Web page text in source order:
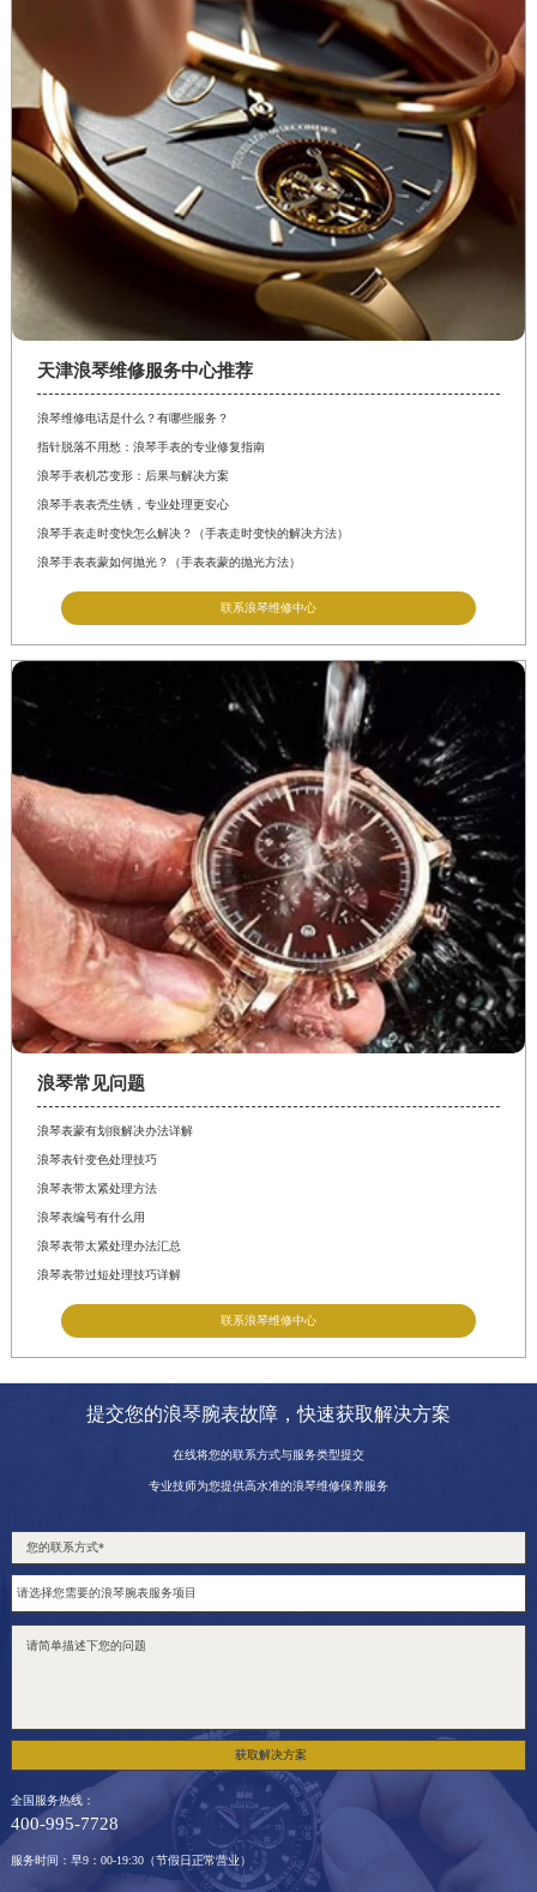
天津浪琴维修服务中心推荐
浪琴维修电话是什么？有哪些服务？
指针脱落不用愁：浪琴手表的专业修复指南
浪琴手表机芯变形：后果与解决方案
浪琴手表表壳生锈，专业处理更安心
浪琴手表走时变快怎么解决？（手表走时变快的解决方法）
浪琴手表表蒙如何抛光？（手表表蒙的抛光方法）
联系浪琴维修中心
浪琴常见问题
浪琴表蒙有划痕解决办法详解
浪琴表针变色处理技巧
浪琴表带太紧处理方法
浪琴表编号有什么用
浪琴表带太紧处理办法汇总
浪琴表带过短处理技巧详解
联系浪琴维修中心
提交您的浪琴腕表故障，快速获取解决方案
在线将您的联系方式与服务类型提交
专业技师为您提供高水准的浪琴维修保养服务
获取解决方案
全国服务热线：
400-995-7728
服务时间：早9：00-19:30（节假日正常营业）